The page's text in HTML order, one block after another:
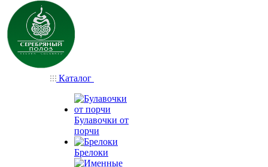
Каталог
Булавочки от
порчи
Брелоки